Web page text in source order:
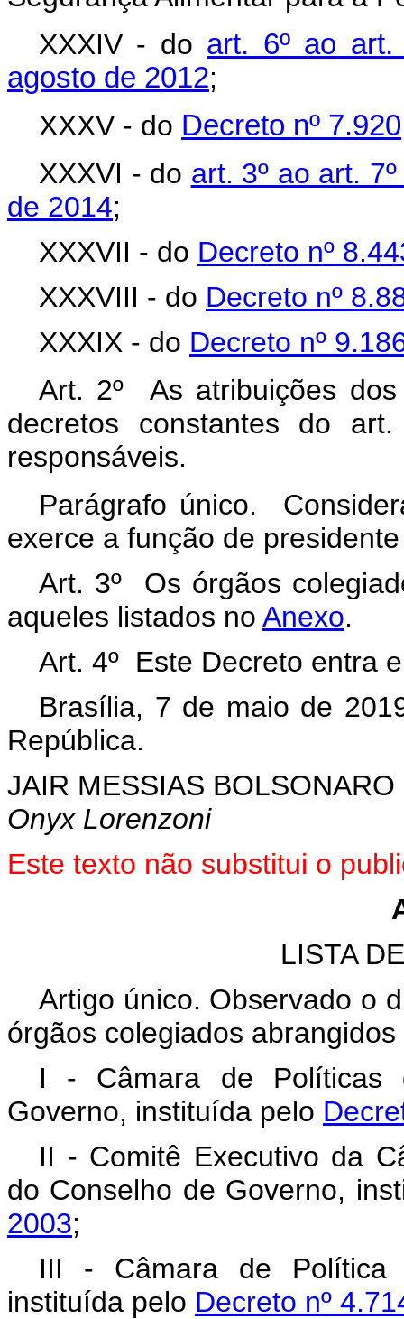
XXXIV - do art. 6º ao
agosto de 2012;
XXXV - do Decreto nº
XXXVI - do art. 3º ao art.
de 2014;
XXXVII - do Decreto nº
XXXVIII - do Decreto nº
XXXIX - do Decreto nº
Art. 2º As atribuições
decretos constantes do
responsáveis.
Parágrafo único.
exerce a função de
Art. 3º Os órgãos
aqueles listados no Anexo.
Art. 4º Este Decreto entra
Brasília, 7 de maio de
República.
JAIR MESSIAS BOLSONARO
Onyx Lorenzoni
Este texto não substitui o
LISTA
Artigo único. Observado o
órgãos colegiados
I - Câmara de Políticas
Governo, instituída pelo
II - Comitê Executivo da
do Conselho de Governo,
2003;
III - Câmara de Política
instituída pelo Decreto nº